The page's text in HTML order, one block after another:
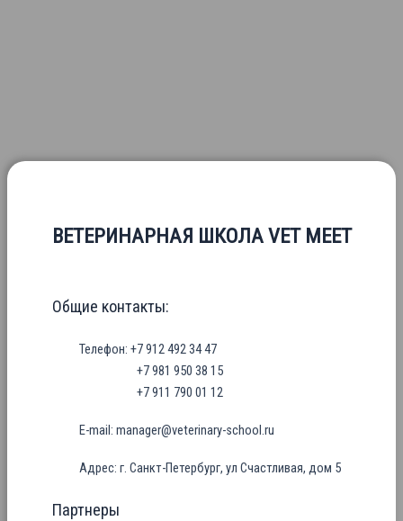
ВЕТЕРИНАРНАЯ ШКОЛА VET MEET
Общие контакты:
Телефон: +7 912 492 34 47
+7 981 950 38 15
+7 911 790 01 12
E-mail: manager@veterinary-school.ru
Адрес: г. Санкт-Петербург, ул Счастливая, дом 5
Партнеры